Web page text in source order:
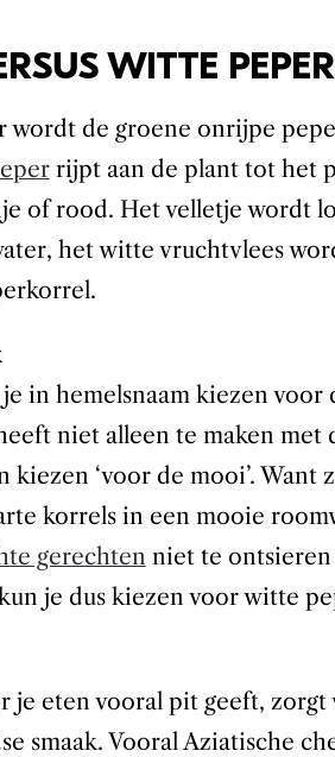
WITTE PEPER
wordt de groene onrijpe
rijpt aan de plant tot het
of rood. Het velletje wordt
het witte vruchtvlees
in hemelsnaam kiezen voor
niet alleen te maken met
kiezen ‘voor de mooi’. Want
korrels in een mooie
gerechten niet te ontsieren
je dus kiezen voor witte
je eten vooral pit geeft,
smaak. Vooral Aziatische